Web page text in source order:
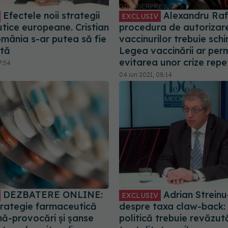
Efectele noii strategii
europeane. Cristian
s-ar putea să fie
EXCLUSIV Alexandru
procedura de
vaccinurilor trebuie
Legea vaccinării ar
evitarea unor crize
04 iun 2021, 08:14
DEZBATERE ONLINE:
farmaceutică
provocări și șanse
EXCLUSIV Adrian
despre taxa claw-
politică trebuie